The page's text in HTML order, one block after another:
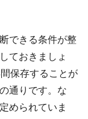
できる条件が整
ておきましょ
保存することが
通りです。な
められていま